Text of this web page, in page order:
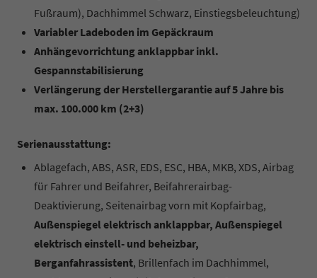
Fußraum), Dachhimmel Schwarz, Einstiegsbeleuchtung)
Variabler Ladeboden im Gepäckraum
Anhängevorrichtung anklappbar inkl.
Gespannstabilisierung
Verlängerung der Herstellergarantie auf 5 Jahre bis
max. 100.000 km (2+3)
Serienausstattung:
Ablagefach, ABS, ASR, EDS, ESC, HBA, MKB, XDS, Airbag
für Fahrer und Beifahrer, Beifahrerairbag-
Deaktivierung, Seitenairbag vorn mit Kopfairbag,
Außenspiegel elektrisch anklappbar, Außenspiegel
elektrisch einstell- und beheizbar,
Berganfahrassistent, Brillenfach im Dachhimmel,